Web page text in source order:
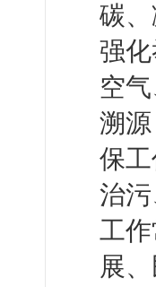
碳
强
空
溯
保
治
工
展